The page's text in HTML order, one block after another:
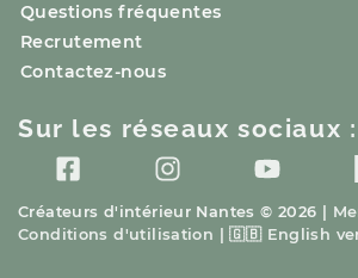
Questions fréquentes
Recrutement
Contactez-nous
Créateurs d'intérieur Nantes © 2026 |
Conditions d'utilisation
🇬🇧 English
Sur les réseaux sociaux :